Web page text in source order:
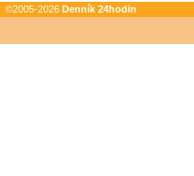
©2005-2026 Denník 24hodin